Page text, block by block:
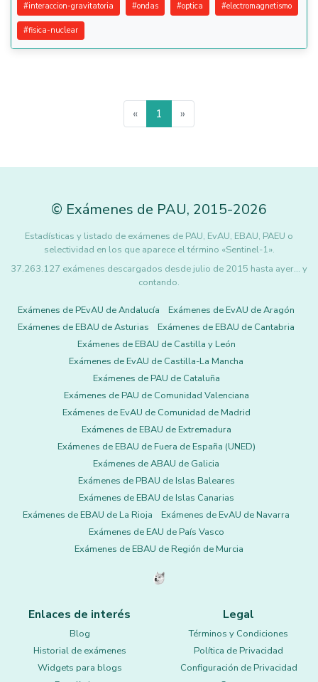
#interaccion-gravitatoria #ondas #optica #electromagnetismo
#fisica-nuclear
« 1 »
© Exámenes de PAU, 2015-2026
Estadísticas y listado de exámenes de PAU, EvAU, EBAU, PAEU o
selectividad en los que aparece el término «Sentinel-1».
37.263.127 exámenes descargados desde julio de 2015 hasta ayer... y
contando.
Exámenes de PEvAU de Andalucía
Exámenes de EvAU de Aragón
Exámenes de EBAU de Asturias
Exámenes de EBAU de Cantabria
Exámenes de EBAU de Castilla y León
Exámenes de EvAU de Castilla-La Mancha
Exámenes de PAU de Cataluña
Exámenes de PAU de Comunidad Valenciana
Exámenes de EvAU de Comunidad de Madrid
Exámenes de EBAU de Extremadura
Exámenes de EBAU de Fuera de España (UNED)
Exámenes de ABAU de Galicia
Exámenes de PBAU de Islas Baleares
Exámenes de EBAU de Islas Canarias
Exámenes de EBAU de La Rioja
Exámenes de EvAU de Navarra
Exámenes de EAU de País Vasco
Exámenes de EBAU de Región de Murcia
Enlaces de interés
Blog
Historial de exámenes
Widgets para blogs
Legal
Términos y Condiciones
Política de Privacidad
Configuración de Privacidad